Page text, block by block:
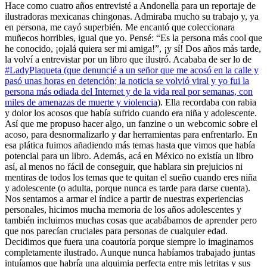
Hace como cuatro años entrevisté a Andonella para un reportaje de
ilustradoras mexicanas chingonas. Admiraba mucho su trabajo y, ya
en persona, me cayó superbién. Me encantó que coleccionara
muñecos horribles, igual que yo. Pensé: “Es la persona más cool que
he conocido, ¡ojalá quiera ser mi amiga!”, ¡y sí! Dos años más tarde,
la volví a entrevistar por un libro que ilustró. Acababa de ser lo de
#LadyPlaqueta (que denuncié a un señor que me acosó en la calle y
pasó unas horas en detención; la noticia se volvió viral y yo fui la
persona más odiada del Internet y de la vida real por semanas, con
miles de amenazas de muerte y violencia). Ella recordaba con rabia
y dolor los acosos que había sufrido cuando era niña y adolescente.
Así que me propuso hacer algo, un fanzine o un webcomic sobre el
acoso, para desnormalizarlo y dar herramientas para enfrentarlo. En
esa plática fuimos añadiendo más temas hasta que vimos que había
potencial para un libro. Además, acá en México no existía un libro
así, al menos no fácil de conseguir, que hablara sin prejuicios ni
mentiras de todos los temas que te quitan el sueño cuando eres niña
y adolescente (o adulta, porque nunca es tarde para darse cuenta).
Nos sentamos a armar el índice a partir de nuestras experiencias
personales, hicimos mucha memoria de los años adolescentes y
también incluimos muchas cosas que acabábamos de aprender pero
que nos parecían cruciales para personas de cualquier edad.
Decidimos que fuera una coautoría porque siempre lo imaginamos
completamente ilustrado. Aunque nunca habíamos trabajado juntas
intuíamos que habría una alquimia perfecta entre mis letritas y sus